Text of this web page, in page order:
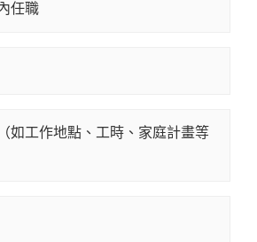
任職
如工作地點、工時、家庭計畫等